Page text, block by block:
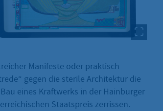
Manifeste oder praktisch
gegen die sterile Architektur die
eines Kraftwerks in der Hainburger
Staatspreis zerrissen.